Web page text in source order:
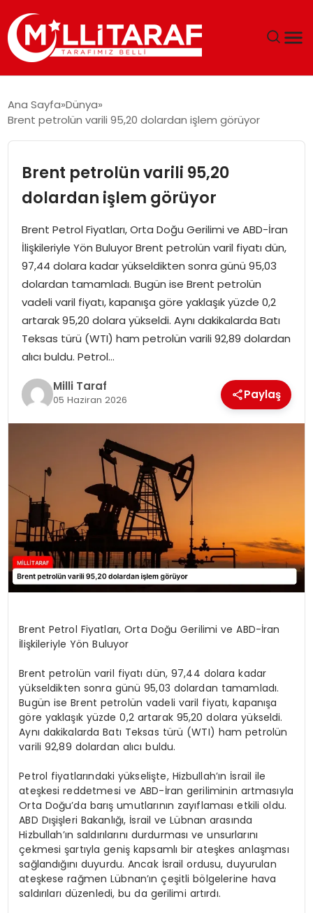
ÖZEL SAYFALAR
TEKNOLOJI
EKONOMI
SPOR
SIYASET
MAGAZIN
Ana Sayfa Dünya
Brent petrolün varili 95,20 dolardan işlem görüyor
Brent petrolün varili 95,20
dolardan işlem görüyor
Brent Petrol Fiyatları, Orta Doğu Gerilimi ve ABD-İran
İlişkileriyle Yön Buluyor Brent petrolün varil fiyatı dün,
97,44 dolara kadar yükseldikten sonra günü 95,03
dolardan tamamladı. Bugün ise Brent petrolün
vadeli varil fiyatı, kapanışa göre yaklaşık yüzde 0,2
artarak 95,20 dolara yükseldi. Aynı dakikalarda Batı
Teksas türü (WTI) ham petrolün varili 92,89 dolardan
alıcı buldu. Petrol…
Milli Taraf
05 Haziran 2026 Paylaş
Brent Petrol Fiyatları, Orta Doğu Gerilimi ve ABD-İran
İlişkileriyle Yön Buluyor
Brent petrolün varil fiyatı dün, 97,44 dolara kadar
yükseldikten sonra günü 95,03 dolardan tamamladı.
Bugün ise Brent petrolün vadeli varil fiyatı, kapanışa
göre yaklaşık yüzde 0,2 artarak 95,20 dolara yükseldi.
Aynı dakikalarda Batı Teksas türü (WTI) ham petrolün
varili 92,89 dolardan alıcı buldu.
Petrol fiyatlarındaki yükselişte, Hizbullah’ın İsrail ile
ateşkesi reddetmesi ve ABD-İran geriliminin artmasıyla
Orta Doğu’da barış umutlarının zayıflaması etkili oldu.
ABD Dışişleri Bakanlığı, İsrail ve Lübnan arasında
Hizbullah’ın saldırılarını durdurması ve unsurlarını
çekmesi şartıyla geniş kapsamlı bir ateşkes anlaşması
sağlandığını duyurdu. Ancak İsrail ordusu, duyurulan
ateşkese rağmen Lübnan’ın çeşitli bölgelerine hava
saldırıları düzenledi, bu da gerilimi artırdı.